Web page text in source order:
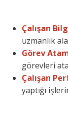
Çalışan
uzmanlık
Görev
görevleri
Çalışan
yaptığı